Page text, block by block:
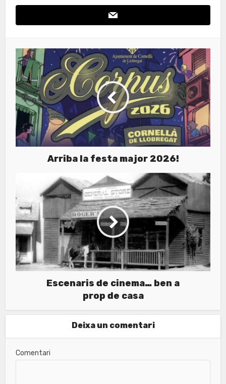
Arriba la festa major 2026!
Escenaris de cinema… ben a
prop de casa
Deixa un comentari
Comentari